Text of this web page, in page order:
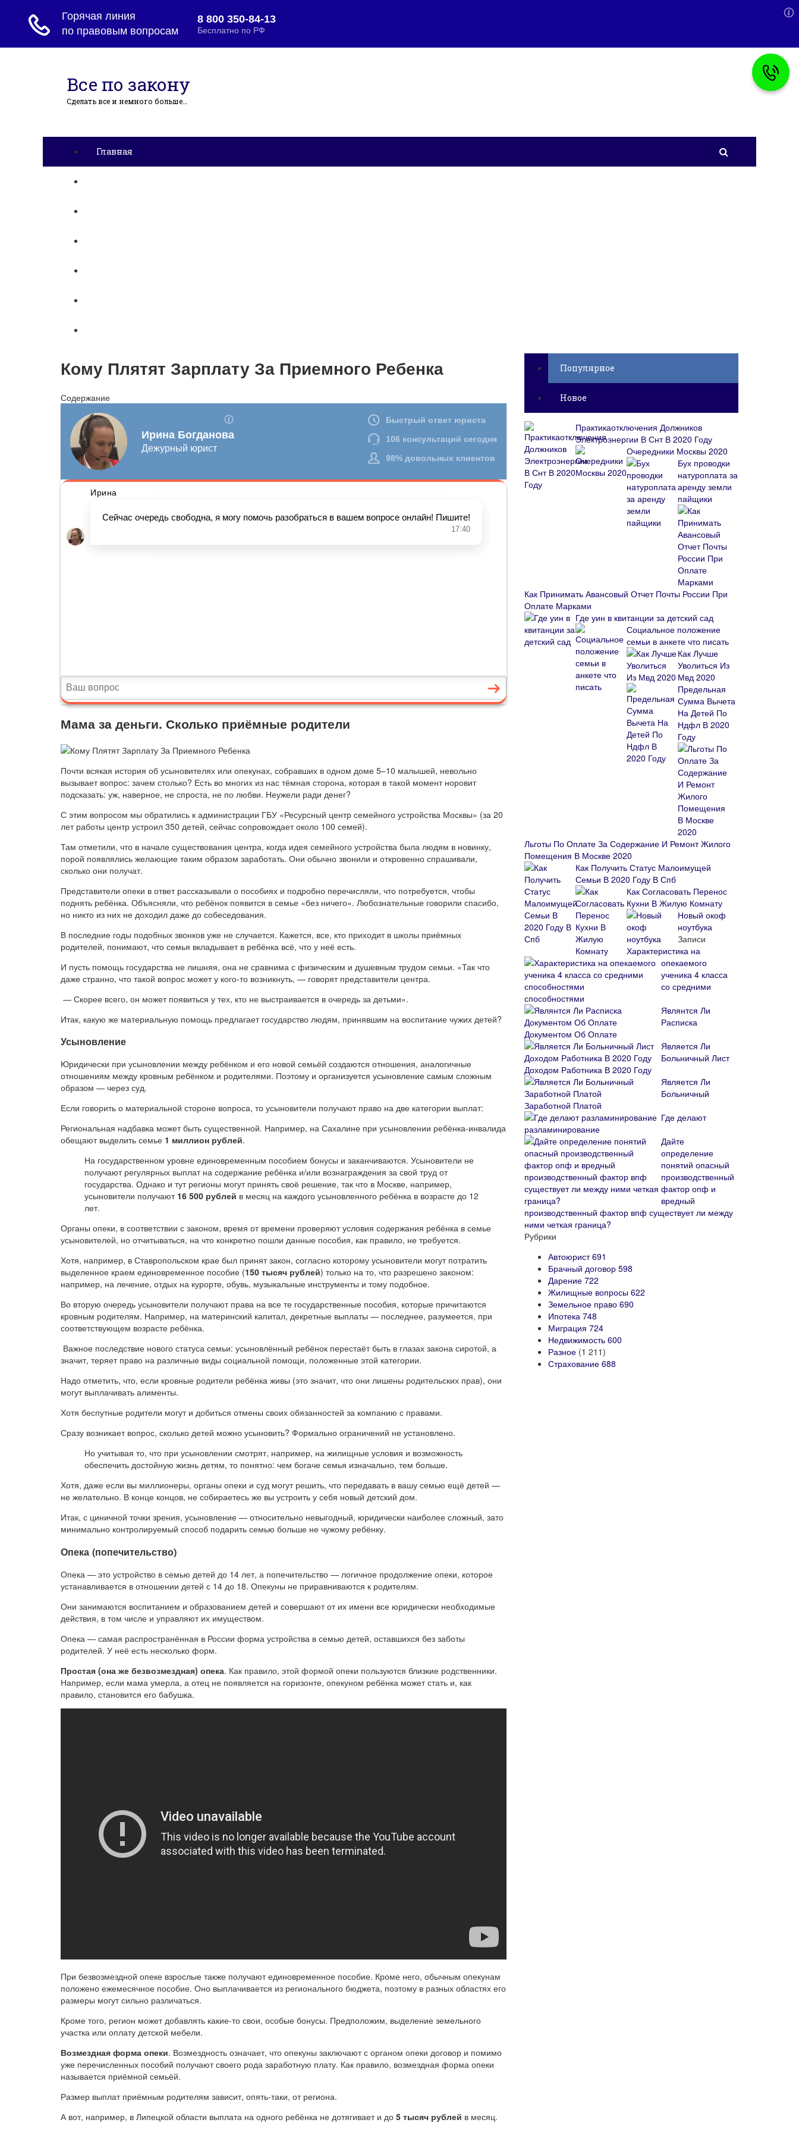
Все по закону
Сделать все и немного больше…
Главная
Кому Плятят Зарплату За Приемного Ребенка
Содержание
Мама за деньги. Сколько приёмные родители
Почти всякая история об усыновителях или опекунах, собравших в одном доме 5–10 малышей, невольно
вызывает вопрос: зачем столько? Есть во многих из нас тёмная сторона, которая в такой момент норовит
подсказать: уж, наверное, не спроста, не по любви. Неужели ради денег?
С этим вопросом мы обратились к администрации ГБУ «Ресурсный центр семейного устройства Москвы» (за 20
лет работы центр устроил 350 детей, сейчас сопровождает около 100 семей).
Там отметили, что в начале существования центра, когда идея семейного устройства была людям в новинку,
порой появлялись желающие таким образом заработать. Они обычно звонили и откровенно спрашивали,
сколько они получат.
Представители опеки в ответ рассказывали о пособиях и подробно перечисляли, что потребуется, чтобы
поднять ребёнка. Объясняли, что ребёнок появится в семье «без ничего». Любознательные говорили спасибо,
но никто из них не доходил даже до собеседования.
В последние годы подобных звонков уже не случается. Кажется, все, кто приходит в школы приёмных
родителей, понимают, что семья вкладывает в ребёнка всё, что у неё есть.
И пусть помощь государства не лишняя, она не сравнима с физическим и душевным трудом семьи. «Так что
даже странно, что такой вопрос может у кого-то возникнуть, — говорят представители центра.
— Скорее всего, он может появиться у тех, кто не выстраивается в очередь за детьми».
Итак, какую же материальную помощь предлагает государство людям, принявшим на воспитание чужих детей?
Усыновление
Юридически при усыновлении между ребёнком и его новой семьёй создаются отношения, аналогичные
отношениям между кровным ребёнком и родителями. Поэтому и организуется усыновление самым сложным
образом — через суд.
Если говорить о материальной стороне вопроса, то усыновители получают право на две категории выплат:
Региональная надбавка может быть существенной. Например, на Сахалине при усыновлении ребёнка-инвалида
обещают выделить семье 1 миллион рублей.
На государственном уровне единовременным пособием бонусы и заканчиваются. Усыновители не
получают регулярных выплат на содержание ребёнка и/или вознаграждения за свой труд от
государства. Однако и тут регионы могут принять своё решение, так что в Москве, например,
усыновители получают 16 500 рублей в месяц на каждого усыновленного ребёнка в возрасте до 12
лет.
Органы опеки, в соответствии с законом, время от времени проверяют условия содержания ребёнка в семье
усыновителей, но отчитываться, на что конкретно пошли данные пособия, как правило, не требуется.
Хотя, например, в Ставропольском крае был принят закон, согласно которому усыновители могут потратить
выделенное краем единовременное пособие (150 тысяч рублей) только на то, что разрешено законом:
например, на лечение, отдых на курорте, обувь, музыкальные инструменты и тому подобное.
Во вторую очередь усыновители получают права на все те государственные пособия, которые причитаются
кровным родителям. Например, на материнский капитал, декретные выплаты — последнее, разумеется, при
соответствующем возрасте ребёнка.
Важное последствие нового статуса семьи: усыновлённый ребёнок перестаёт быть в глазах закона сиротой, а
значит, теряет право на различные виды социальной помощи, положенные этой категории.
Надо отметить, что, если кровные родители ребёнка живы (это значит, что они лишены родительских прав), они
могут выплачивать алименты.
Хотя беспутные родители могут и добиться отмены своих обязанностей за компанию с правами.
Сразу возникает вопрос, сколько детей можно усыновить? Формально ограничений не установлено.
Но учитывая то, что при усыновлении смотрят, например, на жилищные условия и возможность
обеспечить достойную жизнь детям, то понятно: чем богаче семья изначально, тем больше.
Хотя, даже если вы миллионеры, органы опеки и суд могут решить, что передавать в вашу семью ещё детей —
не желательно. В конце концов, не собираетесь же вы устроить у себя новый детский дом.
Итак, с циничной точки зрения, усыновление — относительно невыгодный, юридически наиболее сложный, зато
минимально контролируемый способ подарить семью больше не чужому ребёнку.
Опека (попечительство)
Опека — это устройство в семью детей до 14 лет, а попечительство — логичное продолжение опеки, которое
устанавливается в отношении детей с 14 до 18. Опекуны не приравниваются к родителям.
Они занимаются воспитанием и образованием детей и совершают от их имени все юридически необходимые
действия, в том числе и управляют их имуществом.
Опека — самая распространённая в России форма устройства в семью детей, оставшихся без заботы
родителей. У неё есть несколько форм.
Простая (она же безвозмездная) опека. Как правило, этой формой опеки пользуются близкие родственники.
Например, если мама умерла, а отец не появляется на горизонте, опекуном ребёнка может стать и, как
правило, становится его бабушка.
При безвозмездной опеке взрослые также получают единовременное пособие. Кроме него, обычным опекунам
положено ежемесячное пособие. Оно выплачивается из регионального бюджета, поэтому в разных областях его
размеры могут сильно различаться.
Кроме того, регион может добавлять какие-то свои, особые бонусы. Предположим, выделение земельного
участка или оплату детской мебели.
Возмездная форма опеки. Возмездность означает, что опекуны заключают с органом опеки договор и помимо
уже перечисленных пособий получают своего рода заработную плату. Как правило, возмездная форма опеки
называется приёмной семьёй.
Размер выплат приёмным родителям зависит, опять-таки, от региона.
А вот, например, в Липецкой области выплата на одного ребёнка не дотягивает и до 5 тысяч рублей в месяц.
Популярное
Новое
Практикаотключения Должников
Электроэнергии В Снт В 2020 Году
Очередники Москвы 2020
Бух проводки
натуроплата за
аренду земли
пайщики
Как Принимать Авансовый Отчет Почты России При
Оплате Марками
Где уин в квитанции за детский сад
Социальное положение
семьи в анкете что писать
Как Лучше
Уволиться Из
Мвд 2020
Предельная
Сумма Вычета
На Детей По
Ндфл В 2020
Году
Льготы По Оплате За Содержание И Ремонт Жилого
Помещения В Москве 2020
Как Получить Статус Малоимущей
Семьи В 2020 Году В Спб
Как Согласовать Перенос
Кухни В Жилую Комнату
Новый окоф
ноутбука
Записи
Характеристика на
опекаемого
ученика 4 класса
со средними
способностями
Являнтся Ли
Расписка
Документом Об Оплате
Является Ли
Больничный Лист
Доходом Работника В 2020 Году
Является Ли
Больничный
Заработной Платой
Где делают
разламинирование
Дайте
определение
понятий опасный
производственный
фактор опф и
вредный
производственный фактор впф существует ли между
ними четкая граница?
Рубрики
Автоюрист691
Брачный договор 598
Дарение 722
Жилищные вопросы 622
Земельное право 690
Ипотека 748
Миграция 724
Недвижимость 600
Разное (1 211)
Страхование 688